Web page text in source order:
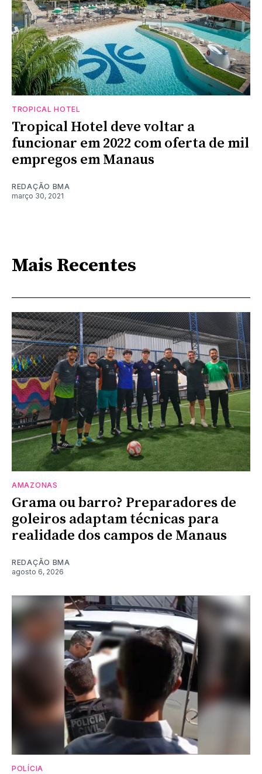
TROPICAL HOTEL
Tropical Hotel deve voltar a
funcionar em 2022 com oferta de mil
empregos em Manaus
REDAÇÃO BMA
março 30, 2021
Mais Recentes
AMAZONAS
Grama ou barro? Preparadores de
goleiros adaptam técnicas para
realidade dos campos de Manaus
REDAÇÃO BMA
agosto 6, 2026
POLÍCIA